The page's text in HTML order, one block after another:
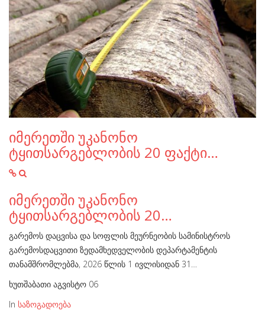
იმერეთში უკანონო
ტყითსარგებლობის 20 ფაქტი…
იმერეთში უკანონო
ტყითსარგებლობის 20…
გარემოს დაცვისა და სოფლის მეურნეობის სამინისტროს
გარემოსდაცვითი ზედამხედველობის დეპარტამენტის
თანამშრომლებმა, 2026 წლის 1 ივლისიდან 31…
ხუთშაბათი აგვისტო 06
In საზოგადოება